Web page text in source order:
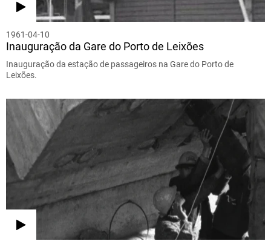
1961-04-10
Inauguração da Gare do Porto de Leixões
Inauguração da estação de passageiros na Gare do Porto de
Leixões.